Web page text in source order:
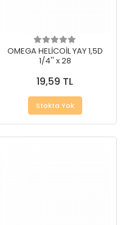
OMEGA HELİCOİL YAY 1,5D
1/4'' x 28
19,59 TL
Stokta Yok